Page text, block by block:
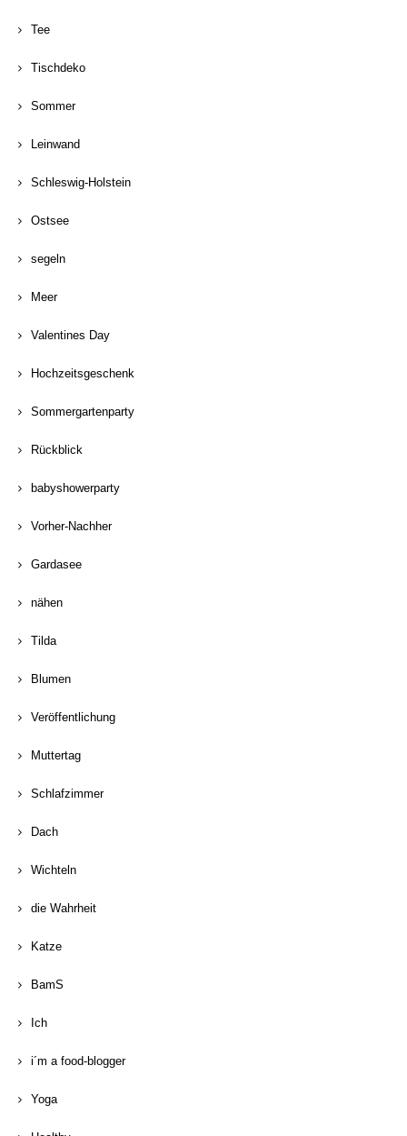
Tee
Tischdeko
Sommer
Leinwand
Schleswig-Holstein
Ostsee
segeln
Meer
Valentines Day
Hochzeitsgeschenk
Sommergartenparty
Rückblick
babyshowerparty
Vorher-Nachher
Gardasee
nähen
Tilda
Blumen
Veröffentlichung
Muttertag
Schlafzimmer
Dach
Wichteln
die Wahrheit
Katze
BamS
Ich
i´m a food-blogger
Yoga